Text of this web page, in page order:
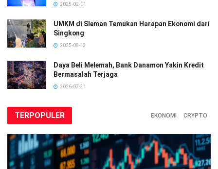
2025-02-01
UMKM di Sleman Temukan Harapan Ekonomi dari
Singkong
2025-08-13
Daya Beli Melemah, Bank Danamon Yakin Kredit
Bermasalah Terjaga
2026-07-31
TERPOPULER EKONOMI CRYPTO